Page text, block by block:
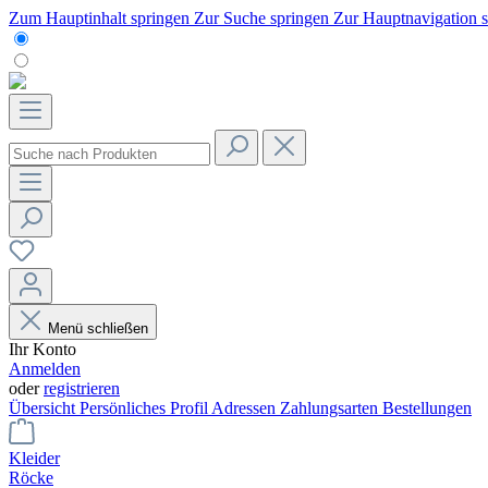
Zum Hauptinhalt springen Zur Suche springen Zur Hauptnavigation
Menü schließen
Ihr Konto
Anmelden
oderregistrieren
Übersicht Persönliches Profil Adressen Zahlungsarten Bestellungen
Kleider
Röcke